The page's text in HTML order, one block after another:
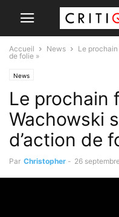
Accueil News
Le
de folie »
News
Le prochain
Wachowski
d’action de
Par Christopher - 26